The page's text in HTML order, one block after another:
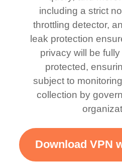
including a strict
throttling detector,
leak protection
privacy will be
protected,
subject to
collection by
Download VPN